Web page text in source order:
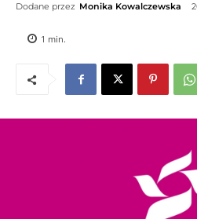
Dodane przez Monika Kowalczewska
1 min.